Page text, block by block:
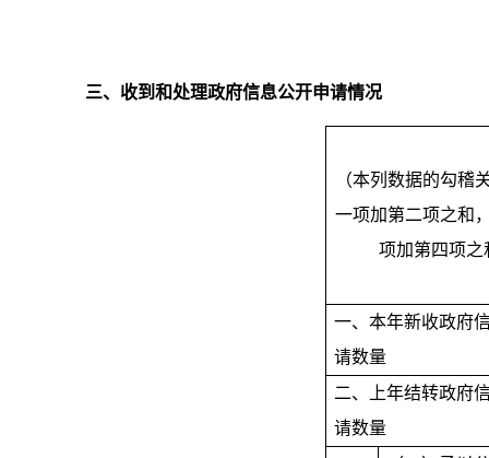
三、收到和处理政府信息公开申请情况
（本列数据的勾稽
一项加第二项之和
项加第四项之
一、本年新收政府
请数量
二、上年结转政府
请数量